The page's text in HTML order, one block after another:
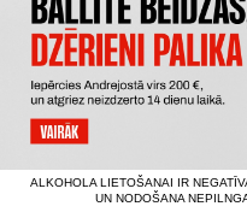
ALKOHOLA LIETOŠANAI IR
UN NODOŠANA